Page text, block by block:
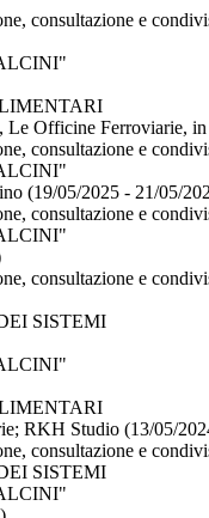
consultazione e
Officine Ferroviarie,
consultazione e
(19/05/2025 - 21/05/
consultazione e
consultazione e
SISTEMI
RKH Studio (13/05/
consultazione e
SISTEMI